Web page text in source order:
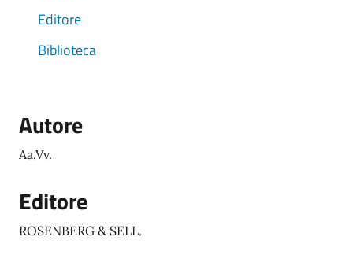
Editore
Biblioteca
Autore
Aa.Vv.
Editore
ROSENBERG & SELL.